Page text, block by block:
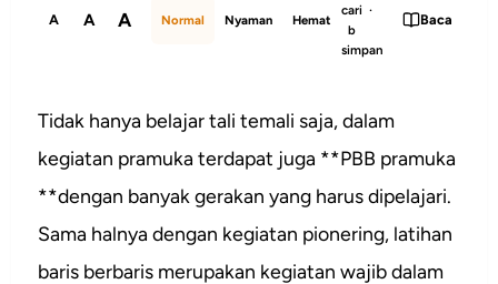
A A A Normal Nyaman Hemat
cari ·
b
simpan
Baca
Tidak hanya belajar tali temali saja, dalam
kegiatan pramuka terdapat juga **PBB pramuka
**dengan banyak gerakan yang harus dipelajari.
Sama halnya dengan kegiatan pionering, latihan
baris berbaris merupakan kegiatan wajib dalam